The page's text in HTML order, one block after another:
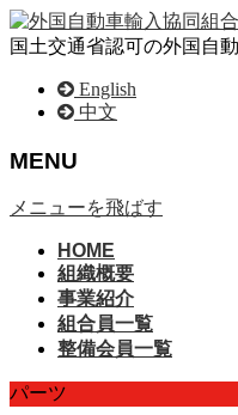
国土交通省認可の外国自
English
中文
MENU
メニューを飛ばす
HOME
組織概要
事業紹介
組合員一覧
整備会員一覧
パーツ